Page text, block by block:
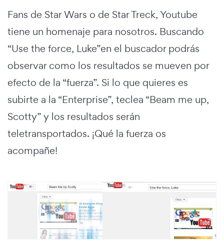
Fans de Star Wars o de Star Treck, Youtube
tiene un homenaje para nosotros. Buscando
“Use the force, Luke”en el buscador podrás
observar como los resultados se mueven por
efecto de la “fuerza”. Si lo que quieres es
subirte a la “Enterprise”, teclea “Beam me up,
Scotty” y los resultados serán
teletransportados. ¡Qué la fuerza os
acompañe!